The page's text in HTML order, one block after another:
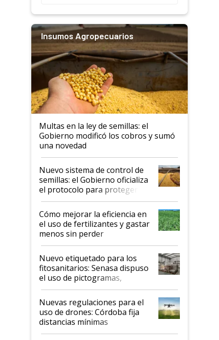
Insumos Agropecuarios
Multas en la ley de semillas: el
Gobierno modificó los cobros y sumó
una novedad
Nuevo sistema de control de
semillas: el Gobierno oficializa
el protocolo para proteger la
propiedad intelectual
Cómo mejorar la eficiencia en
el uso de fertilizantes y gastar
menos sin perder
productividad en la campaña
fina
Nuevo etiquetado para los
fitosanitarios: Senasa dispuso
el uso de pictogramas,
palabras de advertencia e
indicaciones
Nuevas regulaciones para el
uso de drones: Córdoba fija
distancias mínimas